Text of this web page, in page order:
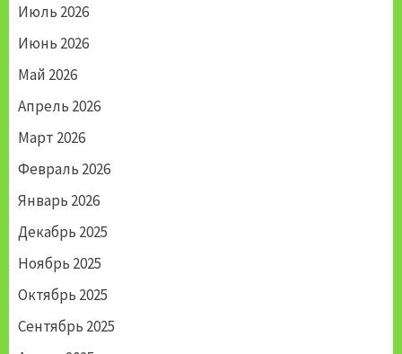
Июль 2026
Июнь 2026
Май 2026
Апрель 2026
Март 2026
Февраль 2026
Январь 2026
Декабрь 2025
Ноябрь 2025
Октябрь 2025
Сентябрь 2025